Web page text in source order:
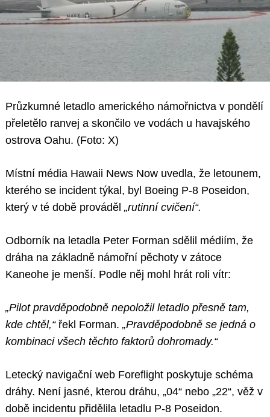
Průzkumné letadlo amerického námořnictva v pondělí
přeletělo ranvej a skončilo ve vodách u havajského
ostrova Oahu. (Foto: X)
Místní média Hawaii News Now uvedla, že letounem,
kterého se incident týkal, byl Boeing P-8 Poseidon,
který v té době prováděl „rutinní cvičení“.
Odborník na letadla Peter Forman sdělil médiím, že
dráha na základně námořní pěchoty v zátoce
Kaneohe je menší. Podle něj mohl hrát roli vítr:
„Pilot pravděpodobně nepoložil letadlo přesně tam,
kde chtěl,“ řekl Forman. „Pravděpodobně se jedná o
kombinaci všech těchto faktorů dohromady.“
Letecký navigační web Foreflight poskytuje schéma
dráhy. Není jasné, kterou dráhu, „04“ nebo „22“, věž v
době incidentu přidělila letadlu P-8 Poseidon.